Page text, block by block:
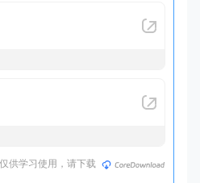
供学习使用，请下载